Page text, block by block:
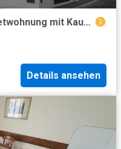
HAINBURG I/1, geförderte Mietwohnung mit Kaufoption, EG, Top 4, 1000/00011881/00001104
Details ansehen